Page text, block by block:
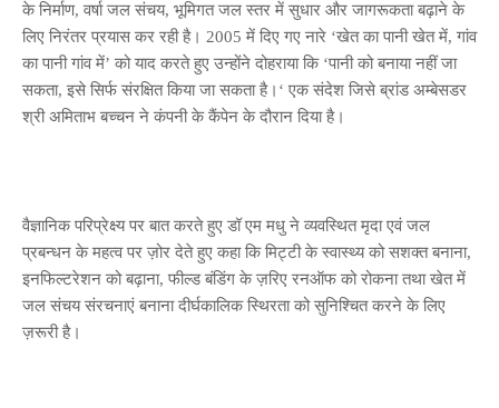
के निर्माण, वर्षा जल संचय, भूमिगत जल स्तर में सुधार और जागरूकता बढ़ाने के
लिए निरंतर प्रयास कर रही है। 2005 में दिए गए नारे ‘खेत का पानी खेत में, गांव
का पानी गांव में’ को याद करते हुए उन्होंने दोहराया कि ‘पानी को बनाया नहीं जा
सकता, इसे सिर्फ संरक्षित किया जा सकता है।‘ एक संदेश जिसे ब्रांड अम्बेसडर
श्री अमिताभ बच्चन ने कंपनी के कैंपेन के दौरान दिया है।
वैज्ञानिक परिप्रेक्ष्य पर बात करते हुए डॉ एम मधु ने व्यवस्थित मृदा एवं जल
प्रबन्धन के महत्व पर ज़ोर देते हुए कहा कि मिट्टी के स्वास्थ्य को सशक्त बनाना,
इनफिल्टरेशन को बढ़ाना, फील्ड बंडिंग के ज़रिए रनऑफ को रोकना तथा खेत में
जल संचय संरचनाएं बनाना दीर्घकालिक स्थिरता को सुनिश्चित करने के लिए
ज़रूरी है।